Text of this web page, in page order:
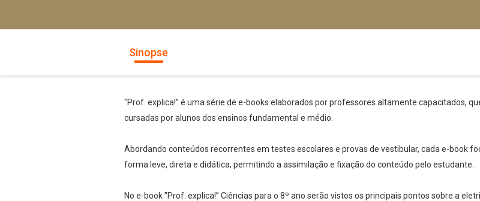
Sinopse
"Prof. explica!” é uma série de e-books elaborados por professores altamente capacitados,
cursadas por alunos dos ensinos fundamental e médio.
Abordando conteúdos recorrentes em testes escolares e provas de vestibular, cada e-book
forma leve, direta e didática, permitindo a assimilação e fixação do conteúdo pelo estudante.
No e-book "Prof. explica!” Ciências para o 8º ano serão vistos os principais pontos sobre a